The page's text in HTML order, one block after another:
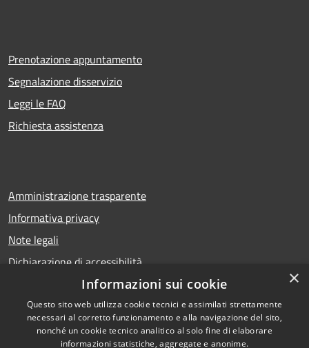
Prenotazione appuntamento
Segnalazione disservizio
Leggi le FAQ
Richiesta assistenza
Amministrazione trasparente
Informativa privacy
Note legali
Dichiarazione di accessibilità
RSS
Accessibilità
Copyright © 2026 • Comune di
Calcio • Powered by
×
Informazioni sui cookie
Questo sito web utilizza cookie tecnici e assimilati strettamente
necessari al corretto funzionamento e alla navigazione del sito,
nonché un cookie tecnico analitico al solo fine di elaborare
informazioni statistiche, aggregate e anonime.